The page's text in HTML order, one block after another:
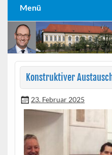
Menü
Konstruktiver
23. Februar 2025